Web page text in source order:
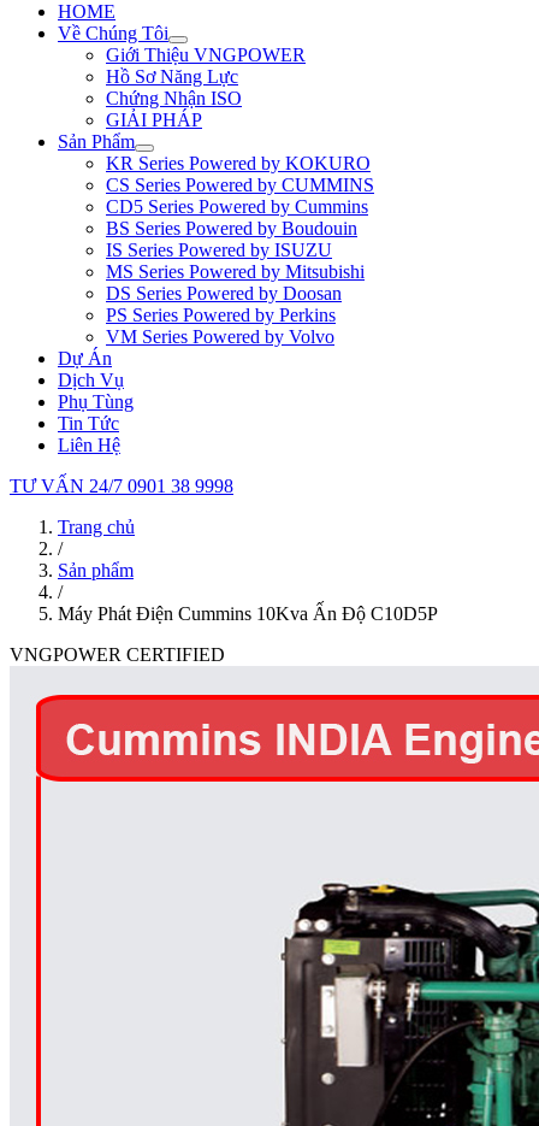
HOME
Về Chúng Tôi
Giới Thiệu VNGPOWER
Hồ Sơ Năng Lực
Chứng Nhận ISO
GIẢI PHÁP
Sản Phẩm
KR Series Powered by KOKURO
CS Series Powered by CUMMINS
CD5 Series Powered by Cummins
BS Series Powered by Boudouin
IS Series Powered by ISUZU
MS Series Powered by Mitsubishi
DS Series Powered by Doosan
PS Series Powered by Perkins
VM Series Powered by Volvo
Dự Án
Dịch Vụ
Phụ Tùng
Tin Tức
Liên Hệ
TƯ VẤN 24/7 0901 38 9998
Trang chủ
/
Sản phẩm
/
Máy Phát Điện Cummins 10Kva Ấn Độ C10D5P
VNGPOWER CERTIFIED